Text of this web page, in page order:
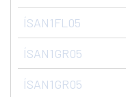
ÍSAN1FL05
ÍSAN1GR05
ÍSAN1GR05